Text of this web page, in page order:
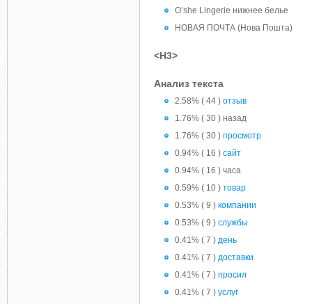
O’she Lingerie нижнее белье
НОВАЯ ПОЧТА (Нова Пошта)
<H3>
Анализ текста
2.58% ( 44 ) отзыв
1.76% ( 30 ) назад
1.76% ( 30 ) просмотр
0.94% ( 16 ) сайт
0.94% ( 16 ) часа
0.59% ( 10 ) товар
0.53% ( 9 ) компании
0.53% ( 9 ) службы
0.41% ( 7 ) день
0.41% ( 7 ) доставки
0.41% ( 7 ) просил
0.41% ( 7 ) услуг